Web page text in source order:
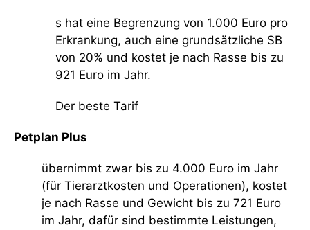
s hat eine Begrenzung von 1.000 Euro pro
Erkrankung, auch eine grundsätzliche SB
von 20% und kostet je nach Rasse bis zu
921 Euro im Jahr.
Der beste Tarif
Petplan Plus
übernimmt zwar bis zu 4.000 Euro im Jahr
(für Tierarztkosten und Operationen), kostet
je nach Rasse und Gewicht bis zu 721 Euro
im Jahr, dafür sind bestimmte Leistungen,